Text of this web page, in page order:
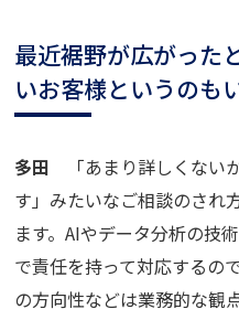
最近裾野が広がった
いお客様というのも
多田 「あまり詳しくない
す」みたいなご相談のされ
ます。AIやデータ分析の技
で責任を持って対応するの
の方向性などは業務的な観